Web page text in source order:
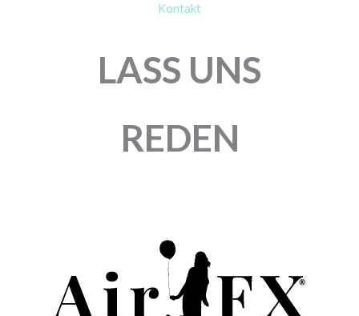
Kontakt
LASS UNS
REDEN